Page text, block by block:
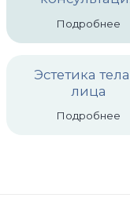
Диагностика и
Приём
Приём
Подробнее
Эстетика
лица
Подробнее